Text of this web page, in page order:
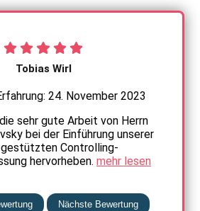
Tobias Wirl
24. November 2023
sehr gute Arbeit von Herrn
bei der Einführung unserer
Controlling-
hervorheben. mehr lesen
Nächste Bewertung